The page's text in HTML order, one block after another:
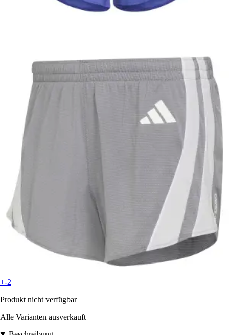
+-2
Produkt nicht verfügbar
Alle Varianten ausverkauft